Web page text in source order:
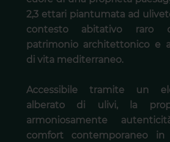
2,3 ettari piantumata ad
contesto abitativo raro
patrimonio architettonico e
di vita mediterraneo.
Accessibile tramite un
alberato di ulivi, la
armoniosamente
comfort contemporaneo